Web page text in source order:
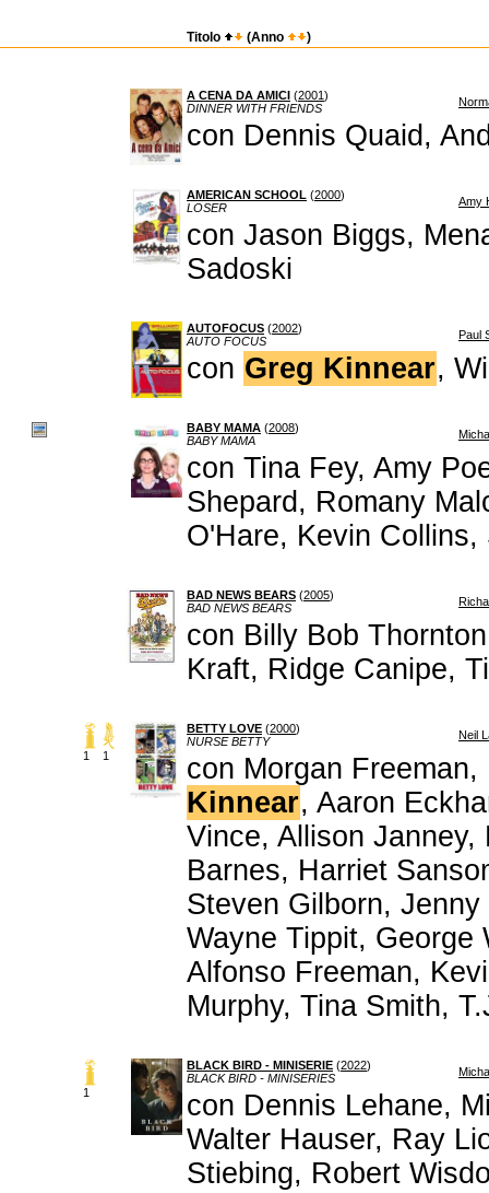
Titolo (Anno )
A CENA DA AMICI (2001)
DINNER WITH FRIENDS
con Dennis Quaid,
AMERICAN SCHOOL (2000)
LOSER
Amy
con Jason Biggs,
Sadoski
AUTOFOCUS (2002)
AUTO FOCUS
Paul
con Greg Kinnear,
BABY MAMA (2008)
BABY MAMA
con Tina Fey, Amy
Shepard, Romany
O'Hare, Kevin Collins,
BAD NEWS BEARS (2005)
BAD NEWS BEARS
con Billy Bob
Kraft, Ridge Canipe,
1 1
BETTY LOVE (2000)
NURSE BETTY
Neil
con Morgan
Kinnear, Aaron
Vince, Allison
Barnes, Harriet
Steven Gilborn,
Wayne Tippit, George
Alfonso Freeman,
Murphy, Tina Smith,
1
BLACK BIRD - MINISERIE (2022)
BLACK BIRD - MINISERIES
con Dennis Lehane,
Walter Hauser, Ray
Stiebing, Robert